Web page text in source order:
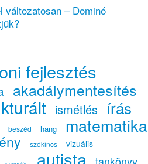
változatosan – Dominó
fejlesztés
akadálymentesítés
ismétlés írás
beszéd hang matematika
szókincs vizuális
autista tankönyv